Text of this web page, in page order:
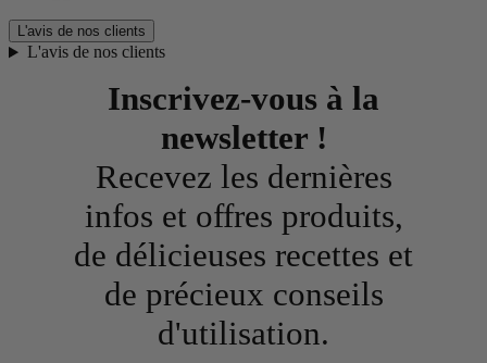
L'avis de nos clients
L'avis de nos clients
Inscrivez-vous à la
newsletter !
Recevez les dernières
infos et offres produits,
de délicieuses recettes et
de précieux conseils
d'utilisation.